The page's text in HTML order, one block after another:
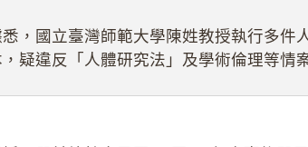
，國立臺灣師範大學陳姓教授執行多件
疑違反「人體研究法」及學術倫理等情